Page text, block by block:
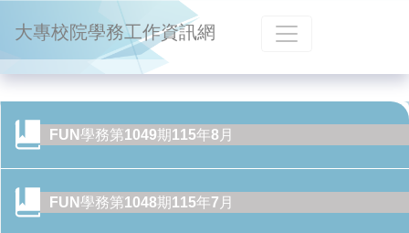
大專校院學務工作資訊網
FUN學務第1049期115年8月
FUN學務第1048期115年7月